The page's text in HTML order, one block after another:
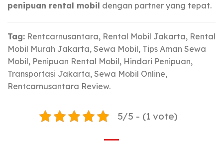
penipuan rental mobil dengan partner yang tepat.
Tag: Rentcarnusantara, Rental Mobil Jakarta, Rental
Mobil Murah Jakarta, Sewa Mobil, Tips Aman Sewa
Mobil, Penipuan Rental Mobil, Hindari Penipuan,
Transportasi Jakarta, Sewa Mobil Online,
Rentcarnusantara Review.
5/5 - (1 vote)